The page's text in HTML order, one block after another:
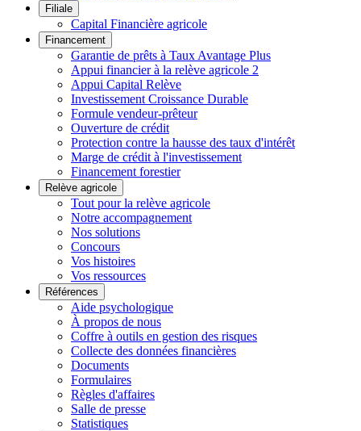
Filiale
Capital Financière agricole
Financement
Garantie de prêts à Taux Avantage Plus
Appui financier à la relève agricole 2
Appui Capital Relève
Investissement Croissance Durable
Formule vendeur-prêteur
Ouverture de crédit
Protection contre la hausse des taux d'intérêt
Marge de crédit à l'investissement
Financement forestier
Relève agricole
Tout pour la relève agricole
Notre accompagnement
Nos solutions
Concours
Vos histoires
Vos ressources
Références
Aide psychologique
À propos de nous
Coffre à outils en gestion des risques
Collecte des données financières
Documents
Formulaires
Règles d'affaires
Salle de presse
Statistiques